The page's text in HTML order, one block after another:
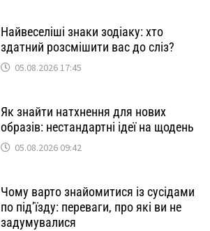
Найвеселіші знаки зодіаку: хто
здатний розсмішити вас до сліз?
05.08.2026 17:45
Як знайти натхнення для нових
образів: нестандартні ідеї на щодень
05.08.2026 09:42
Чому варто знайомитися із сусідами
по під’їзду: переваги, про які ви не
задумувалися